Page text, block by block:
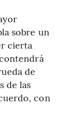
sobre un
cierta
de
de las
con